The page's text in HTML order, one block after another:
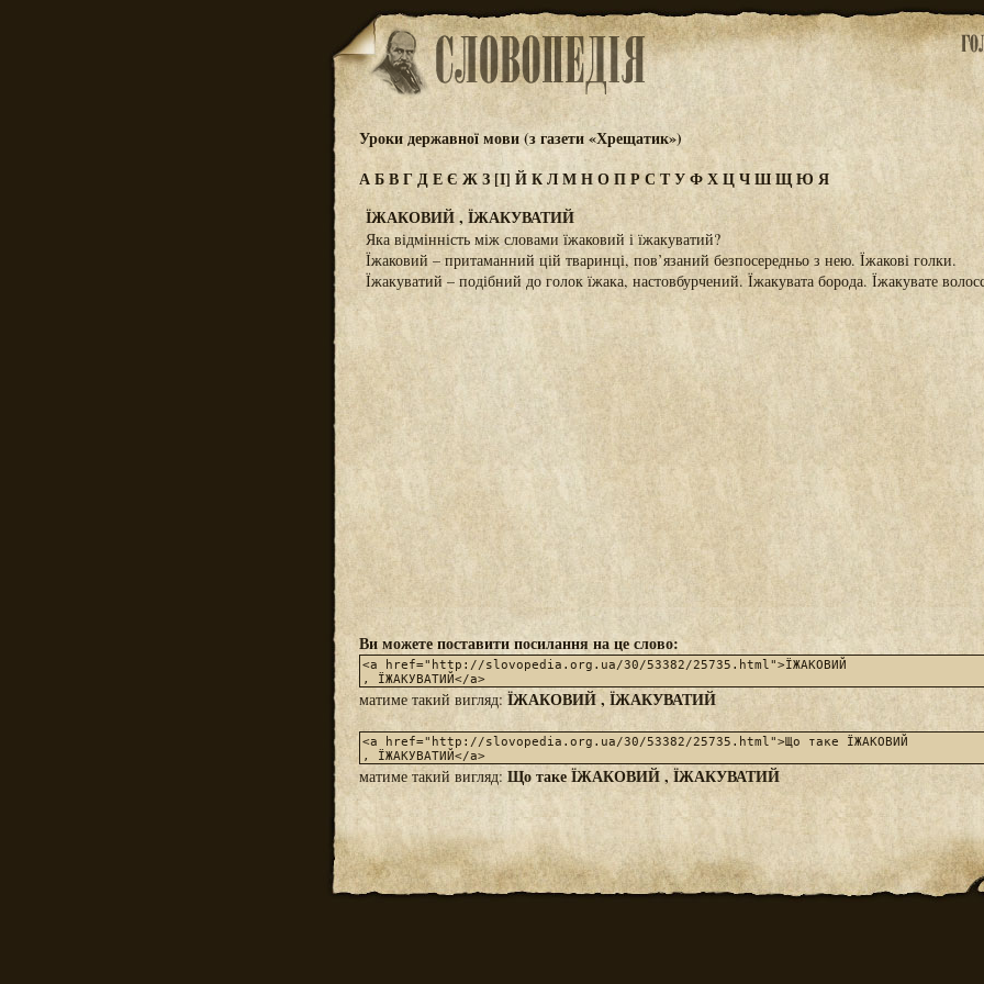
Уроки державної мови (з газети «Хрещатик»)
АБВГДЕЄЖЗ[І] ЙКЛМНОПРСТУФХЦЧШЩЮЯ
ЇЖАКОВИЙ , ЇЖАКУВАТИЙ
Яка відмінність між словами їжаковий і їжакуватий?
Їжаковий – притаманний цій тваринці, пов’язаний безпосередньо з нею. Їжакові голки.
Їжакуватий – подібний до голок їжака, настовбурчений. Їжакувата борода. Їжакувате
Ви можете поставити посилання на це слово:
матиме такий вигляд: ЇЖАКОВИЙ , ЇЖАКУВАТИЙ
матиме такий вигляд: Що таке ЇЖАКОВИЙ , ЇЖАКУВАТИЙ